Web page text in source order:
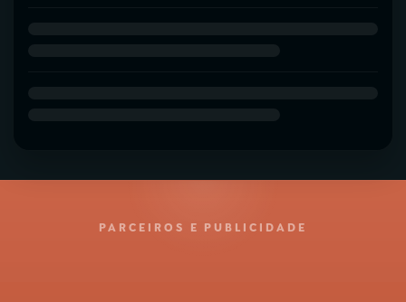
PARCEIROS E PUBLICIDADE